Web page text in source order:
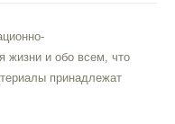
жизни и обо всем, что
принадлежат